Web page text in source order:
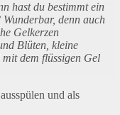
hast du bestimmt ein
denn auch
Gelkerzen
Blüten, kleine
dem flüssigen Gel
und als